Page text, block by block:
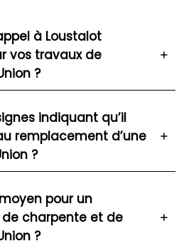
à Loustalot
vos travaux de
?
indiquant qu’il
remplacement d’une
?
pour un
charpente et de
?